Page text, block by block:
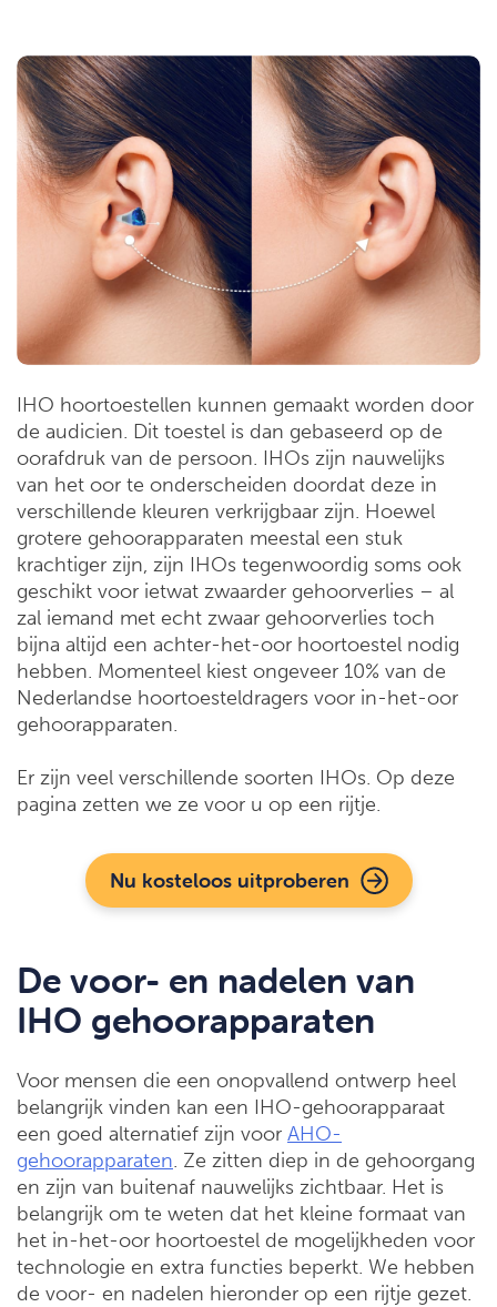
IHO hoortoestellen kunnen gemaakt worden door
de audicien. Dit toestel is dan gebaseerd op de
oorafdruk van de persoon. IHOs zijn nauwelijks
van het oor te onderscheiden doordat deze in
verschillende kleuren verkrijgbaar zijn. Hoewel
grotere gehoorapparaten meestal een stuk
krachtiger zijn, zijn IHOs tegenwoordig soms ook
geschikt voor ietwat zwaarder gehoorverlies – al
zal iemand met echt zwaar gehoorverlies toch
bijna altijd een achter-het-oor hoortoestel nodig
hebben. Momenteel kiest ongeveer 10% van de
Nederlandse hoortoesteldragers voor in-het-oor
gehoorapparaten.
Er zijn veel verschillende soorten IHOs. Op deze
pagina zetten we ze voor u op een rijtje.
Nu kosteloos uitproberen
De voor- en nadelen van
IHO gehoorapparaten
Voor mensen die een onopvallend ontwerp heel
belangrijk vinden kan een IHO-gehoorapparaat
een goed alternatief zijn voor AHO-
gehoorapparaten. Ze zitten diep in de gehoorgang
en zijn van buitenaf nauwelijks zichtbaar. Het is
belangrijk om te weten dat het kleine formaat van
het in-het-oor hoortoestel de mogelijkheden voor
technologie en extra functies beperkt. We hebben
de voor- en nadelen hieronder op een rijtje gezet.